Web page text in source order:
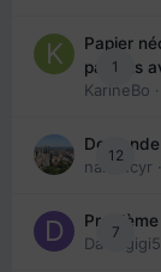
1
Papier
parents
KarineBo
12
nanancyr
7
Davidgigi5